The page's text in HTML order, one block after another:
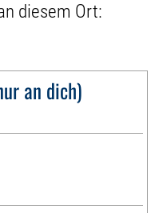
diesem Ort:
an dich)